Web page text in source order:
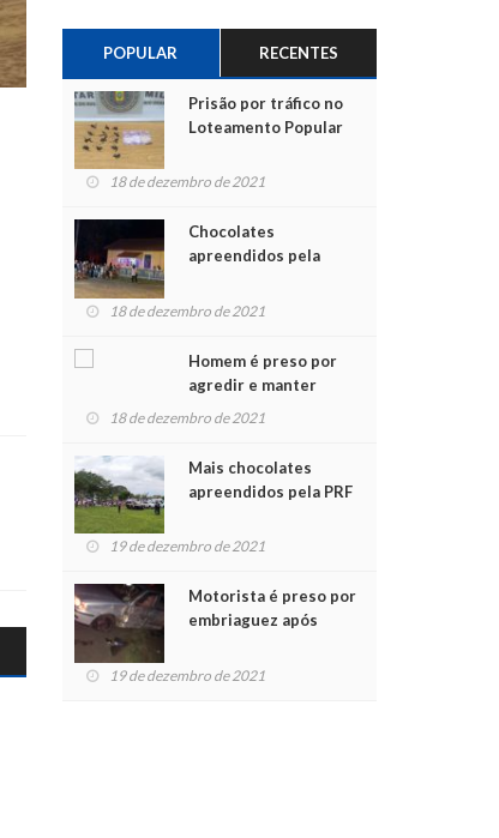
POPULAR RECENTES
Prisão por tráfico no
Loteamento Popular
18 de dezembro de 2021
Chocolates
apreendidos pela
para crianças na
18 de dezembro de 2021
Homem é preso por
agredir e manter
mulher em cárcere
18 de dezembro de 2021
Mais chocolates
apreendidos pela PRF
crianças no Natal
19 de dezembro de 2021
Motorista é preso por
embriaguez após
feridos
19 de dezembro de 2021